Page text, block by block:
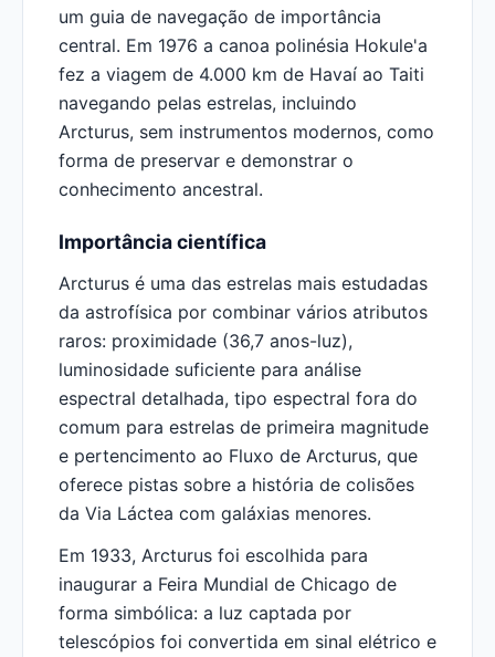
um guia de navegação de importância
central. Em 1976 a canoa polinésia Hokule'a
fez a viagem de 4.000 km de Havaí ao Taiti
navegando pelas estrelas, incluindo
Arcturus, sem instrumentos modernos, como
forma de preservar e demonstrar o
conhecimento ancestral.
Importância científica
Arcturus é uma das estrelas mais estudadas
da astrofísica por combinar vários atributos
raros: proximidade (36,7 anos-luz),
luminosidade suficiente para análise
espectral detalhada, tipo espectral fora do
comum para estrelas de primeira magnitude
e pertencimento ao Fluxo de Arcturus, que
oferece pistas sobre a história de colisões
da Via Láctea com galáxias menores.
Em 1933, Arcturus foi escolhida para
inaugurar a Feira Mundial de Chicago de
forma simbólica: a luz captada por
telescópios foi convertida em sinal elétrico e